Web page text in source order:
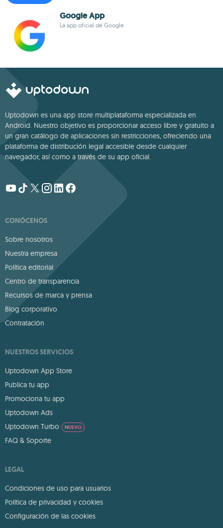
Google App
La app oficial de Google
Uptodown es una app store multiplataforma especializada en
Android. Nuestro objetivo es proporcionar acceso libre y gratuito a
un gran catálogo de aplicaciones sin restricciones, ofreciendo una
plataforma de distribución legal accesible desde cualquier
navegador, así como a través de su app oficial.
CONÓCENOS
Sobre nosotros
Nuestra empresa
Política editorial
Centro de transparencia
Recursos de marca y prensa
Blog corporativo
Contratación
NUESTROS SERVICIOS
Uptodown App Store
Publica tu app
Promociona tu app
Uptodown Ads
Uptodown Turbo
NUEVO
FAQ & Soporte
LEGAL
Condiciones de uso para usuarios
Política de privacidad y cookies
Configuración de las cookies